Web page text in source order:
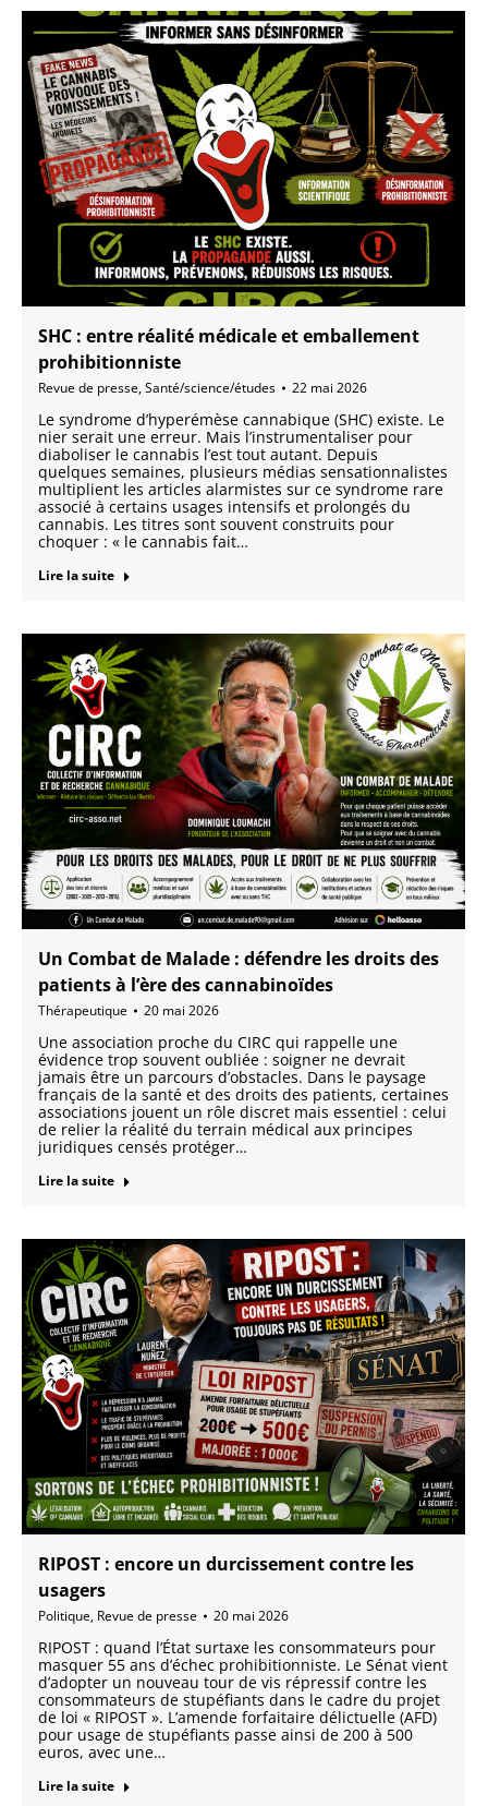
SHC : entre réalité médicale et emballement
prohibitionniste
Revue de presse,Santé/science/études 22 mai 2026
Le syndrome d’hyperémèse cannabique (SHC) existe. Le
nier serait une erreur. Mais l’instrumentaliser pour
diaboliser le cannabis l’est tout autant. Depuis
quelques semaines, plusieurs médias sensationnalistes
multiplient les articles alarmistes sur ce syndrome rare
associé à certains usages intensifs et prolongés du
cannabis. Les titres sont souvent construits pour
choquer : « le cannabis fait…
Lire la suite
Un Combat de Malade : défendre les droits des
patients à l’ère des cannabinoïdes
Thérapeutique 20 mai 2026
Une association proche du CIRC qui rappelle une
évidence trop souvent oubliée : soigner ne devrait
jamais être un parcours d’obstacles. Dans le paysage
français de la santé et des droits des patients, certaines
associations jouent un rôle discret mais essentiel : celui
de relier la réalité du terrain médical aux principes
juridiques censés protéger…
Lire la suite
RIPOST : encore un durcissement contre les
usagers
Politique, Revue de presse 20 mai 2026
RIPOST : quand l’État surtaxe les consommateurs pour
masquer 55 ans d’échec prohibitionniste. Le Sénat vient
d’adopter un nouveau tour de vis répressif contre les
consommateurs de stupéfiants dans le cadre du projet
de loi « RIPOST ». L’amende forfaitaire délictuelle (AFD)
pour usage de stupéfiants passe ainsi de 200 à 500
euros, avec une…
Lire la suite